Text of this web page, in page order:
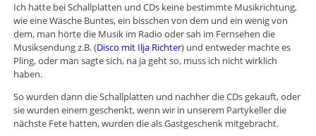
Ich hatte bei Schallplatten und CDs keine bestimmte Musikrichtung,
wie eine Wäsche Buntes, ein bisschen von dem und ein wenig von
dem, man hörte die Musik im Radio oder sah im Fernsehen die
Musiksendung z.B. (Disco mit Ilja Richter) und entweder machte es
Pling, oder man sagte sich, na ja geht so, muss ich nicht wirklich
haben.
So wurden dann die Schallplatten und nachher die CDs gekauft, oder
sie wurden einem geschenkt, wenn wir in unserem Partykeller die
nächste Fete hatten, wurden die als Gastgeschenk mitgebracht.